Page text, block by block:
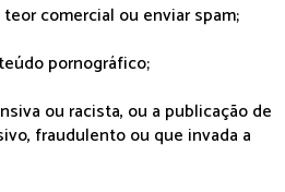
comercial ou enviar spam;
pornográfico;
ou racista, ou a publicação de
fraudulento ou que invada a